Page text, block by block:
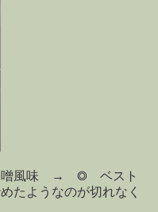
味噌風味 → ◎ ベスト
たようなのが切れなく